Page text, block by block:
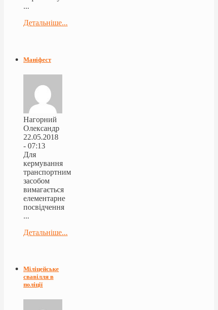
...
Детальніше...
Маніфест
Нагорний
Олександр
22.05.2018
- 07:13
Для
кермування
транспортним
засобом
вимагається
елементарне
посвідчення
...
Детальніше...
Міліцейське
свавілля в
поліції